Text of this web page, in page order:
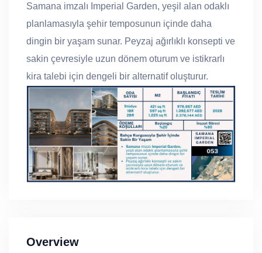
Samana imzalı Imperial Garden, yeşil alan odaklı
planlamasıyla şehir temposunun içinde daha
dingin bir yaşam sunar. Peyzaj ağırlıklı konsepti ve
sakin çevresiyle uzun dönem oturum ve istikrarlı
kira talebi için dengeli bir alternatif oluşturur.
Overview